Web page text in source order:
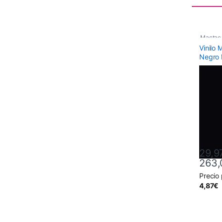
Mactac
Vinilo
Negro
Precio
4,87€
Este